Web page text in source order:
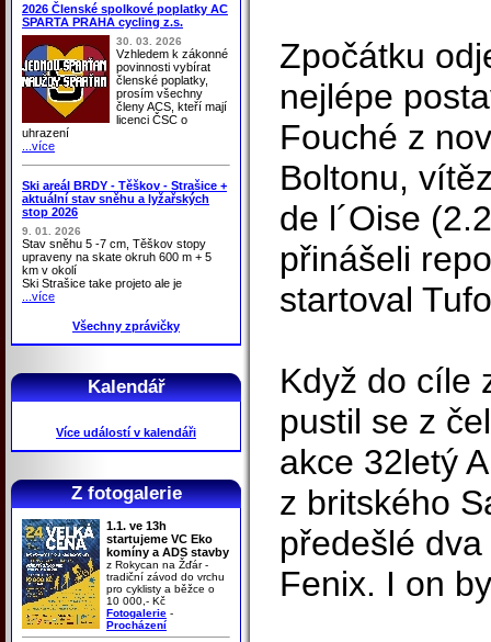
2026 Členské spolkové poplatky AC
SPARTA PRAHA cycling z.s.
30. 03. 2026
Vzhledem k zákonné
povinnosti vybírat
členské poplatky,
prosím všechny
členy ACS, kteří mají
licenci ČSC o
uhrazení
...více
Ski areál BRDY - Těškov - Strašice +
aktuální stav sněhu a lyžařských
stop 2026
9. 01. 2026
Stav sněhu 5 -7 cm, Těškov stopy
upraveny na skate okruh 600 m + 5
km v okolí
Ski Strašice take projeto ale je
...více
Všechny zprávičky
Kalendář
Více událostí v kalendáři
Z fotogalerie
1.1. ve 13h
startujeme VC Eko
komíny a ADS stavby
z Rokycan na Žďár -
tradiční závod do vrchu
pro cyklisty a běžce o
10 000,- Kč
Fotogalerie -
Procházení
Zpočátku
nejlépe
Fouché z
Boltonu,
de l´Oise
přinášeli
startoval
Když do cíle
pustil se z
akce 32letý
z britského
předešlé
Fenix. I on